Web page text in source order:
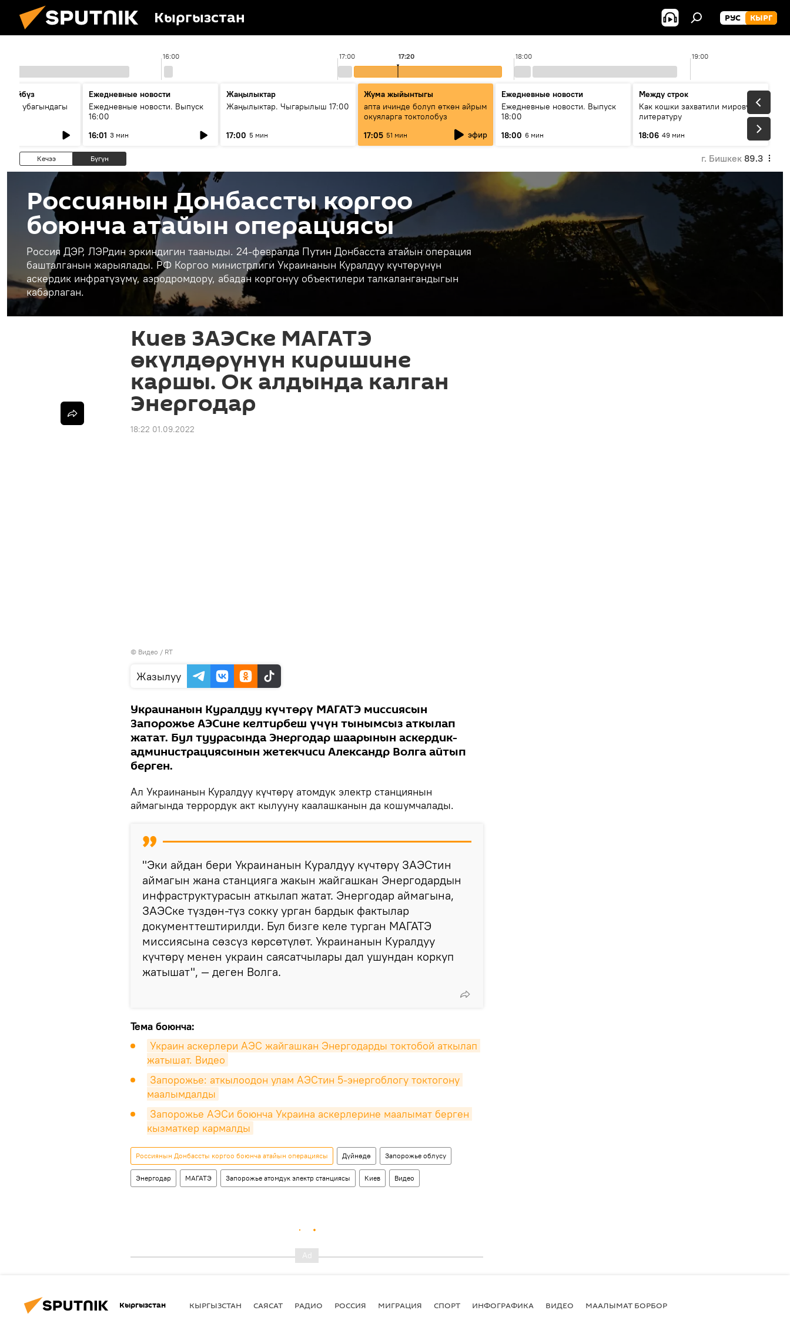
Кыргызстан РУС КЫРГ
16:00 17:00 18:00 19:00
17:20
өз убагындагы
Ежедневные новости
Ежедневные новости. Выпуск
16:00
16:01 3 мин
Жаңылыктар
Жаңылыктар. Чыгарылыш 17:00
17:00 5 мин
Жума жыйынтыгы
апта ичинде болуп өткөн айрым
окуяларга токтолобуз
17:05 51 мин эфир
Ежедневные новости
Ежедневные новости. Выпуск
18:00
18:00 6 мин
Между строк
Как кошки захватили мировую
литературу
18:06 49 мин
Кечээ Бүгүн г. Бишкек 89.3
Россиянын Донбассты коргоо
боюнча атайын операциясы
Россия ДЭР, ЛЭРдин эркиндигин тааныды. 24-февралда Путин Донбасста атайын операция
башталганын жарыялады. РФ Коргоо министрлиги Украинанын Куралдуу күчтөрүнүн
аскердик инфратүзүмү, аэродромдору, абадан коргонуу объектилери талкалангандыгын
кабарлаган.
Киев ЗАЭСке МАГАТЭ
өкүлдөрүнүн киришине
каршы. Ок алдында калган
Энергодар
18:22 01.09.2022
© Видео / RT
Жазылуу
Украинанын Куралдуу күчтөрү МАГАТЭ миссиясын
Запорожье АЭСине келтирбеш үчүн тынымсыз аткылап
жатат. Бул туурасында Энергодар шаарынын аскердик-
администрациясынын жетекчиси Александр Волга айтып
берген.
Ал Украинанын Куралдуу күчтөрү атомдук электр станциянын
аймагында террордук акт кылууну каалашканын да кошумчалады.
"Эки айдан бери Украинанын Куралдуу күчтөрү ЗАЭСтин
аймагын жана станцияга жакын жайгашкан Энергодардын
инфраструктурасын аткылап жатат. Энергодар аймагына,
ЗАЭСке түздөн-түз сокку урган бардык фактылар
документтештирилди. Бул бизге келе турган МАГАТЭ
миссиясына сөзсүз көрсөтүлөт. Украинанын Куралдуу
күчтөрү менен украин саясатчылары дал ушундан коркуп
жатышат", — деген Волга.
Тема боюнча:
Украин аскерлери АЭС жайгашкан Энергодарды токтобой аткылап
жатышат. Видео
Запорожье: аткылоодон улам АЭСтин 5-энергоблогу токтогону
маалымдалды
Запорожье АЭСи боюнча Украина аскерлерине маалымат берген
кызматкер кармалды
Россиянын Донбассты коргоо боюнча атайын операциясы Дүйнөдө Запорожье облусу
Энергодар МАГАТЭ Запорожье атомдук электр станциясы Киев Видео
Кыргызстан КЫРГЫЗСТАН САЯСАТ РАДИО РОССИЯ МИГРАЦИЯ СПОРТ ИНФОГРАФИКА ВИДЕО МААЛЫМАТ БОРБОР